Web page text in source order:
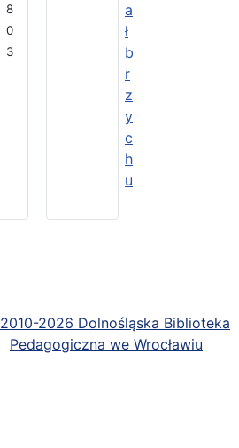
8
0
3
a
ł
b
r
z
y
c
h
u
2010-2026 Dolnośląska Biblioteka
Pedagogiczna we Wrocławiu